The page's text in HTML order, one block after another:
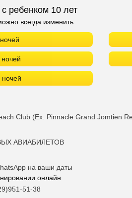
ребенком 10 лет
всегда изменить
ночей
ночей
Club (Ex. Pinnacle Grand Jomtien
АВИАБИЛЕТОВ
на ваши даты
онлайн
51-38